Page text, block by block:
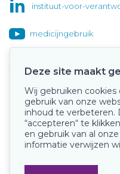
instituut-voor-
medicijngebruik
Deze site maakt
Wij gebruiken
gebruik van onze
inhoud te verbeteren.
“accepteren“ te
en gebruik van al
informatie verwijzen